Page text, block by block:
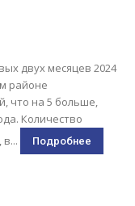
двух месяцев 2024
районе
что на 5 больше,
Количество
Подробнее